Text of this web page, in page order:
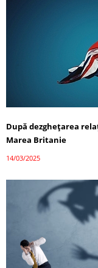
După dezghețarea
Marea Britanie
14/03/2025